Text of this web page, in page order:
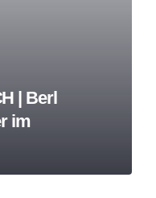
| Berl
im